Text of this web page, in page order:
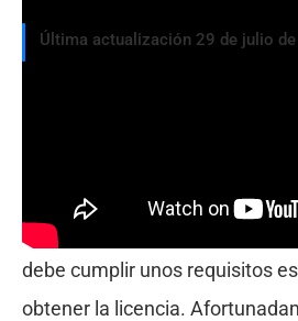
Última actualización 29 de julio
auditoría y la consultoría. Si se
Estados Unidos pero desea
debe cumplir unos requisitos
obtener la licencia.